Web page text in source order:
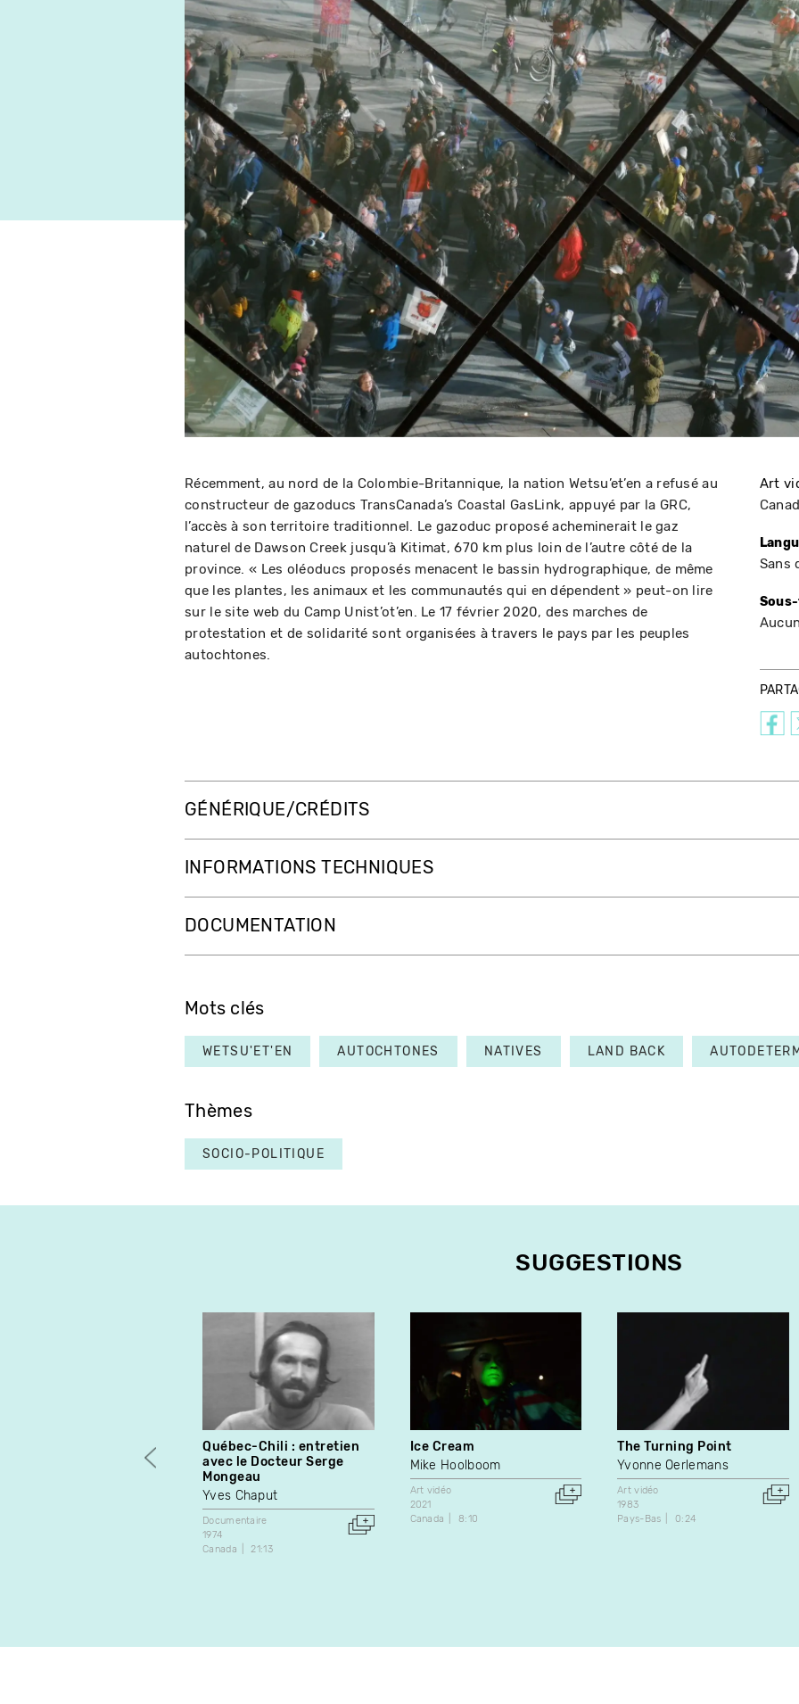
Récemment, au nord de la Colombie-Britannique, la nation Wetsu’et’en a refusé au
constructeur de gazoducs TransCanada’s Coastal GasLink, appuyé par la GRC,
l’accès à son territoire traditionnel. Le gazoduc proposé acheminerait le gaz
naturel de Dawson Creek jusqu’à Kitimat, 670 km plus loin de l’autre côté de la
province. « Les oléoducs proposés menacent le bassin hydrographique, de même
que les plantes, les animaux et les communautés qui en dépendent » peut-on lire
sur le site web du Camp Unist’ot’en. Le 17 février 2020, des marches de
protestation et de solidarité sont organisées à travers le pays par les peuples
autochtones.
Art
Sans
Aucun
GÉNÉRIQUE/CRÉDITS
INFORMATIONS TECHNIQUES
DOCUMENTATION
Mots clés
WETSU'ET'EN AUTOCHTONES NATIVES LAND BACK
Thèmes
SOCIO-POLITIQUE
SUGGESTIONS
Québec-Chili : entretien
avec le Docteur Serge
Mongeau
Yves Chaput
Documentaire
1974
Canada
21:13
Ice Cream
Mike Hoolboom
Art vidéo
2021
Canada
8:10
The Turning Point
Yvonne Oerlemans
Art vidéo
1983
Pays-Bas
0:24